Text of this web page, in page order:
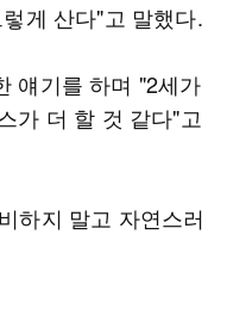
게 산다"고 말했다.
얘기를 하며 "2세가
가 더 할 것 같다"고
하지 말고 자연스러